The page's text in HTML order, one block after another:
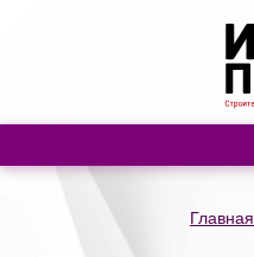
Главная